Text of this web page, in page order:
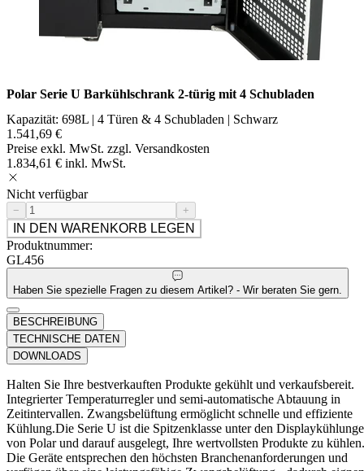
Polar Serie U Barkühlschrank 2-türig mit 4 Schubladen
Kapazität: 698L | 4 Türen & 4 Schubladen | Schwarz
1.541,69 €
Preise exkl. MwSt. zzgl. Versandkosten
1.834,61 € inkl. MwSt.
Nicht verfügbar
− +
IN DEN WARENKORB LEGEN
Produktnummer:
GL456
Haben Sie spezielle Fragen zu diesem Artikel? - Wir beraten Sie gern.
BESCHREIBUNG
TECHNISCHE DATEN
DOWNLOADS
Halten Sie Ihre bestverkauften Produkte gekühlt und verkaufsbereit.
Integrierter Temperaturregler und semi-automatische Abtauung in
Zeitintervallen. Zwangsbelüftung ermöglicht schnelle und effiziente
Kühlung.Die Serie U ist die Spitzenklasse unter den
von Polar und darauf ausgelegt, Ihre wertvollsten Produkte zu kühlen.
Die Geräte entsprechen den höchsten Branchenanforderungen und